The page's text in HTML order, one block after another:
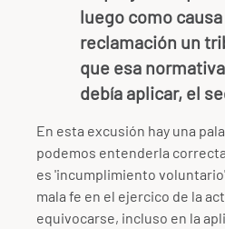
luego como
reclamación un
que esa
debía aplicar, el
En esta excusión hay una
podemos entenderla
es 'incumplimiento
mala fe en el ejercico de la
equivocarse, incluso en la